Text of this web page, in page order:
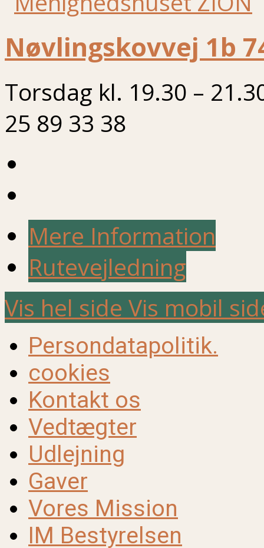
Nøvlingskovvej 1b
Torsdag kl. 19.30 –
25 89 33 38
Mere Information
Rutevejledning
Vis hel side Vis mobil
Persondatapolitik.
cookies
Kontakt os
Vedtægter
Udlejning
Gaver
Vores Mission
IM Bestyrelsen